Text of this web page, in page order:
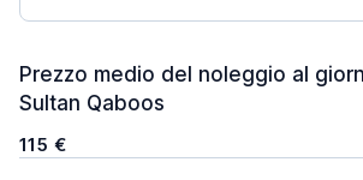
Prezzo medio del noleggio al
Sultan Qaboos
115 €